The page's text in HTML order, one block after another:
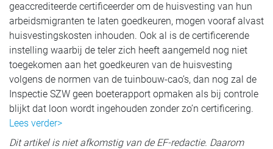
geaccrediteerde certificeerder om de huisvesting van hun
arbeidsmigranten te laten goedkeuren, mogen vooraf alvast
huisvestingskosten inhouden. Ook al is de certificerende
instelling waarbij de teler zich heeft aangemeld nog niet
toegekomen aan het goedkeuren van de huisvesting
volgens de normen van de tuinbouw-cao’s, dan nog zal de
Inspectie SZW geen boeterapport opmaken als bij controle
blijkt dat loon wordt ingehouden zonder zo’n certificering.
Lees verder>
Dit artikel is niet afkomstig van de EF-redactie. Daarom